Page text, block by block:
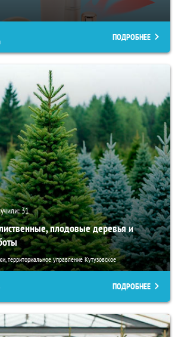
ПОДРОБНЕЕ
31
плодовые деревья и
территориальное управление Кутузовское
ПОДРОБНЕЕ